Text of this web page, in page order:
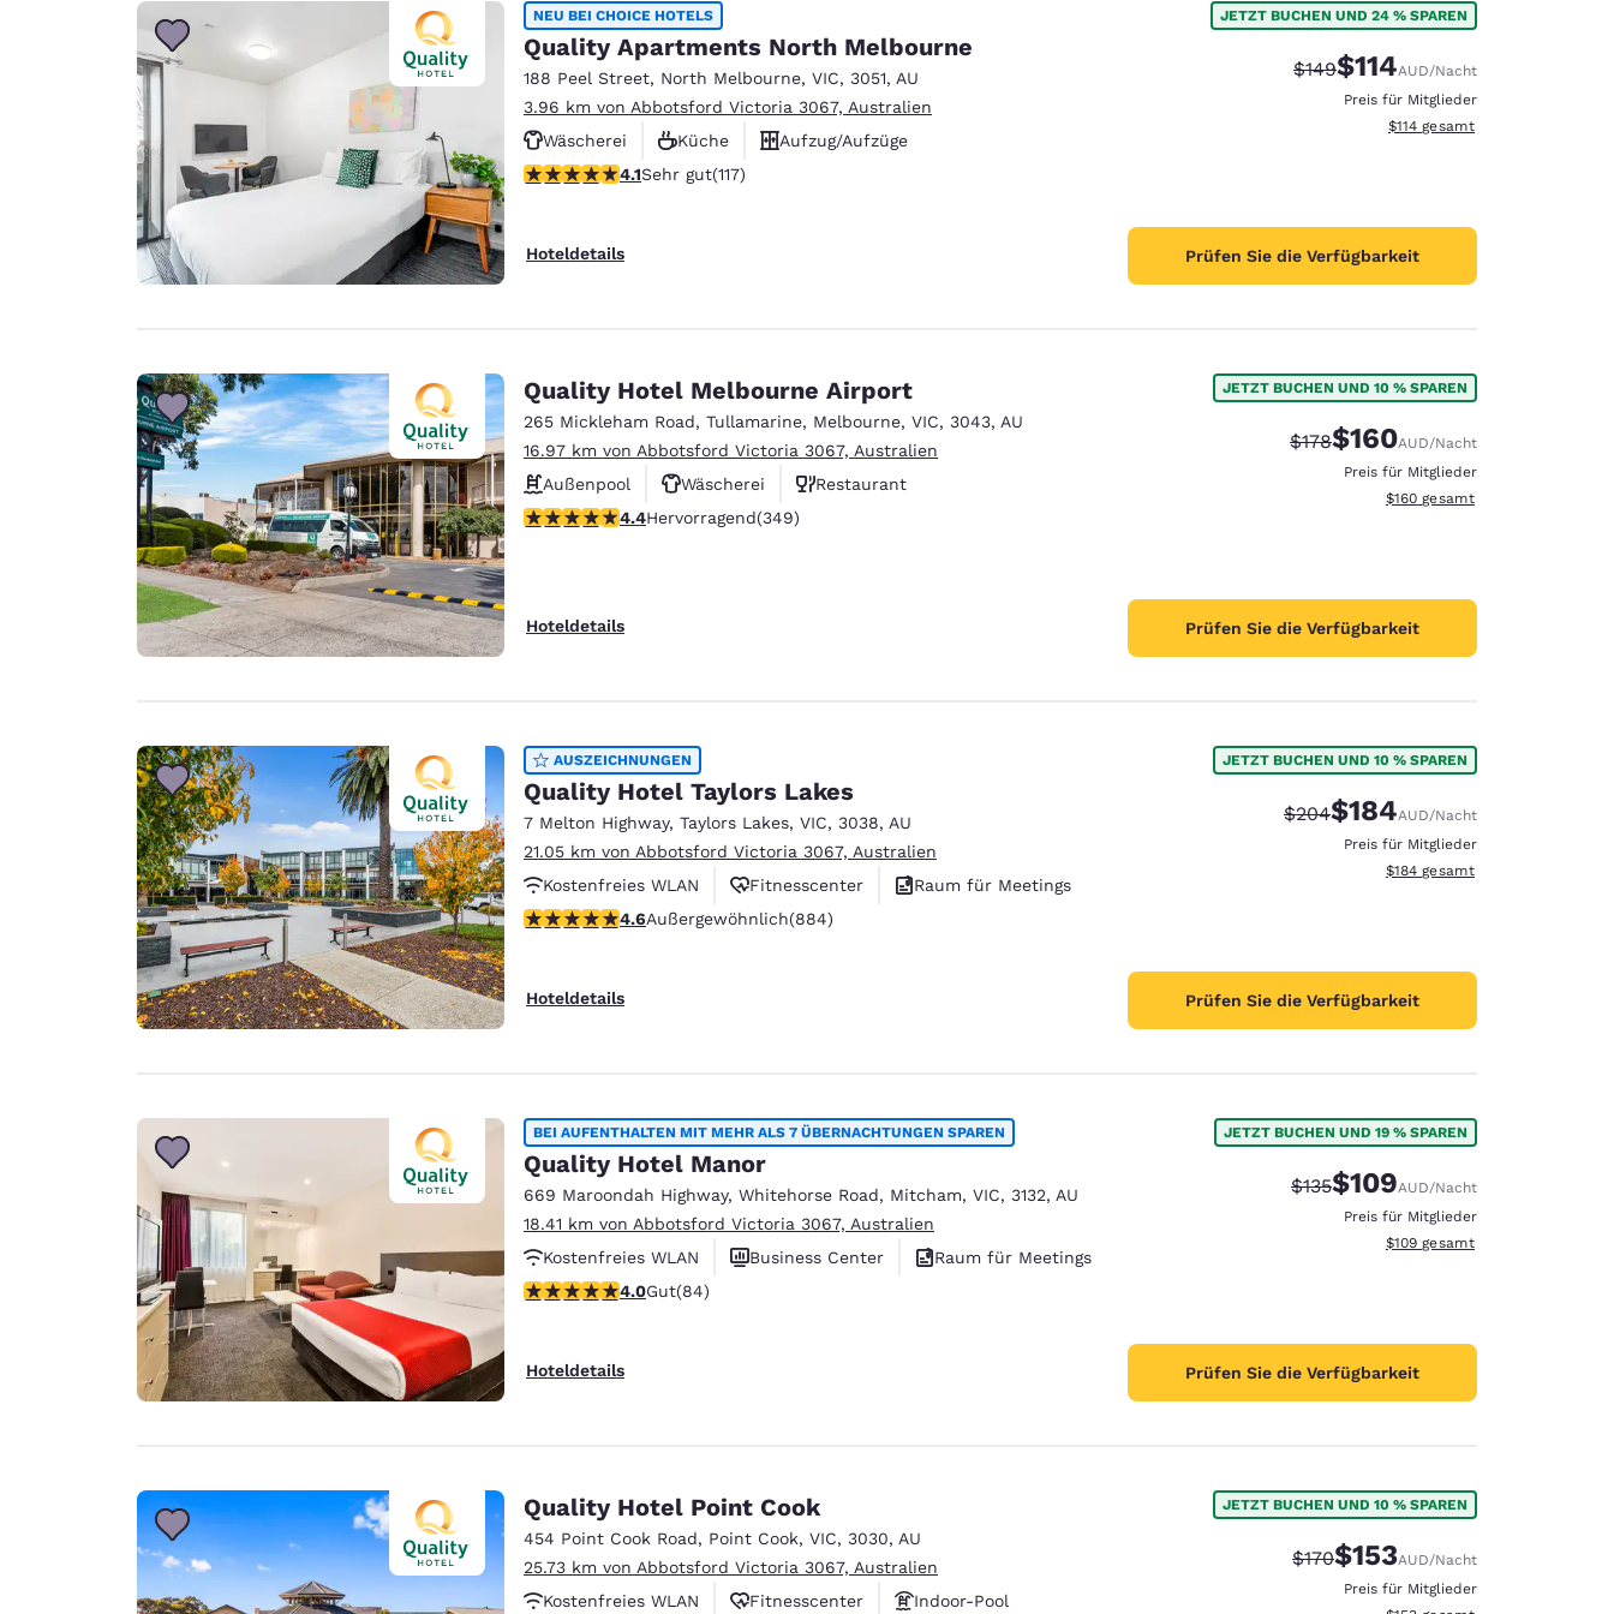
Europa
Deutschland Germany
English
Spain
English
Ireland
Asien-Pazifik
Australia
English
India
English
NEU BEI CHOICE HOTELS
Quality Apartments North Melbourne
188 Peel Street, North Melbourne, VIC, 3051, AU
3.96 km von Abbotsford Victoria 3067, Australien
Wäscherei
Küche
Aufzug/Aufzüge
4.09-Sterne-Bewertung. Sehr gut. 117 Bewertungen
4.1Sehr gut(117)
Hoteldetails
JETZT BUCHEN UND 24 % SPAREN
Durchgestrichener Preis:
$149Vergünstigter Preis:
$114AUD/Nacht
Preis für Mitglieder
Geschätzte Gesamtdetails
$114 gesamt
Prüfen Sie die Verfügbarkeit
Quality Hotel Melbourne Airport
265 Mickleham Road, Tullamarine, Melbourne, VIC, 3043, AU
16.97 km von Abbotsford Victoria 3067, Australien
Außenpool
Wäscherei
Restaurant
4.43-Sterne-Bewertung. Hervorragend. 349 Bewertungen
4.4Hervorragend(349)
Hoteldetails
JETZT BUCHEN UND 10 % SPAREN
Durchgestrichener Preis:
$178Vergünstigter Preis:
$160AUD/Nacht
Preis für Mitglieder
Geschätzte Gesamtdetails
$160 gesamt
Prüfen Sie die Verfügbarkeit
AUSZEICHNUNGEN
Quality Hotel Taylors Lakes
7 Melton Highway, Taylors Lakes, VIC, 3038, AU
21.05 km von Abbotsford Victoria 3067, Australien
Kostenfreies WLAN
Fitnesscenter
Raum für Meetings
4.61-Sterne-Bewertung. Außergewöhnlich. 884 Bewertungen
4.6Außergewöhnlich(884)
Hoteldetails
JETZT BUCHEN UND 10 % SPAREN
Durchgestrichener Preis:
$204Vergünstigter Preis:
$184AUD/Nacht
Preis für Mitglieder
Geschätzte Gesamtdetails
$184 gesamt
Prüfen Sie die Verfügbarkeit
BEI AUFENTHALTEN MIT MEHR ALS 7 ÜBERNACHTUNGEN SPAREN
Quality Hotel Manor
669 Maroondah Highway, Whitehorse Road, Mitcham, VIC, 3132, AU
18.41 km von Abbotsford Victoria 3067, Australien
Kostenfreies WLAN
Business Center
Raum für Meetings
3.95-Sterne-Bewertung. Gut. 84 Bewertungen
4.0Gut(84)
Hoteldetails
JETZT BUCHEN UND 19 % SPAREN
Durchgestrichener Preis:
$135Vergünstigter Preis:
$109AUD/Nacht
Preis für Mitglieder
Geschätzte Gesamtdetails
$109 gesamt
Prüfen Sie die Verfügbarkeit
Quality Hotel Point Cook
454 Point Cook Road, Point Cook, VIC, 3030, AU
25.73 km von Abbotsford Victoria 3067, Australien
Kostenfreies WLAN
Fitnesscenter Indoor-Pool
JETZT BUCHEN UND 10 % SPAREN
Durchgestrichener Preis:
$170Vergünstigter Preis:
$153AUD/Nacht
Preis für Mitglieder